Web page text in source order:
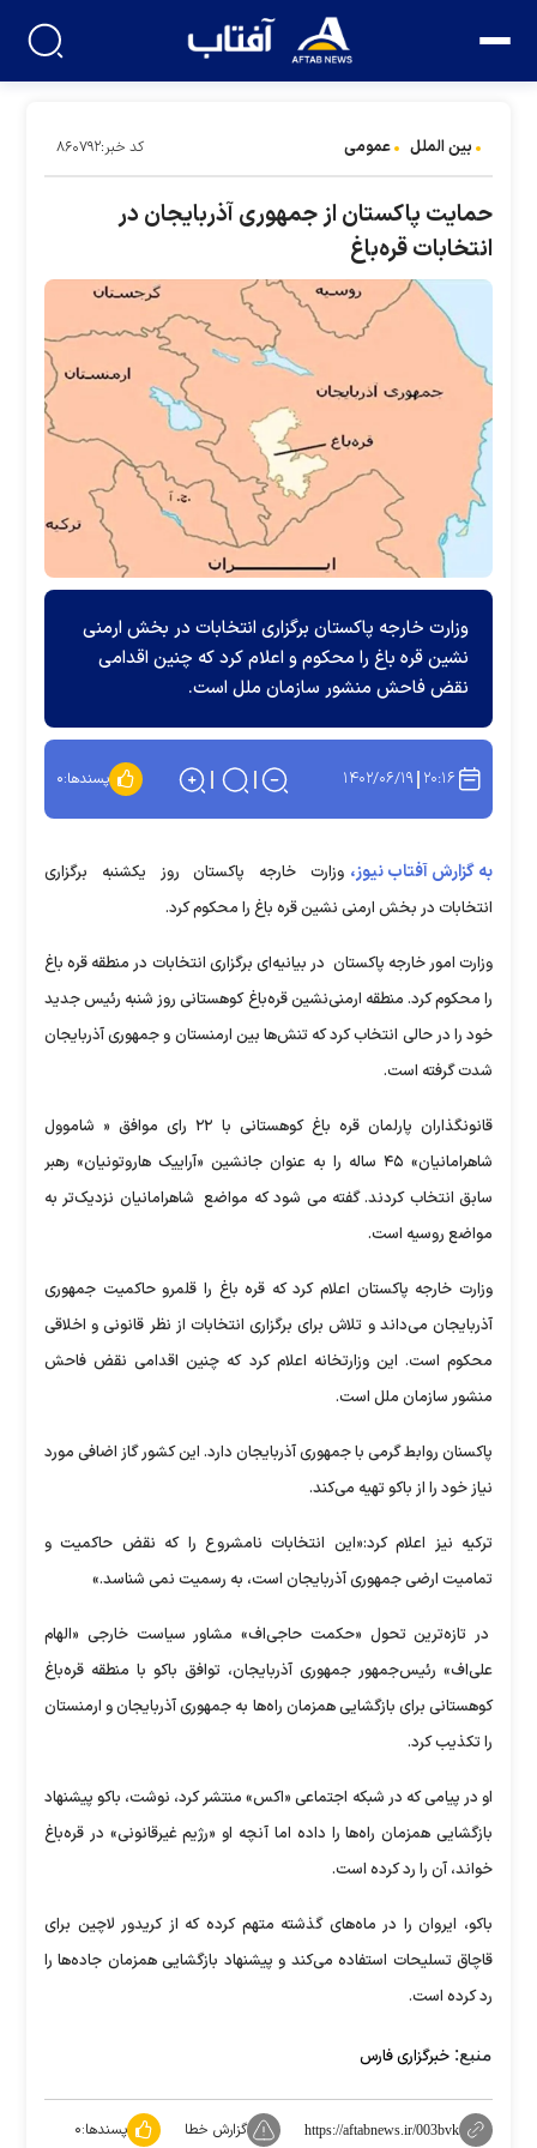
بین الملل عمومی کد خبر:۸۶۰۷۹۲
حمایت پاکستان از جمهوری آذربایجان در
انتخابات قره‌باغ
وزارت خارجه پاکستان برگزاری انتخابات در بخش ارمنی
نشین قره باغ را محکوم و اعلام کرد که چنین اقدامی
نقض فاحش منشور سازمان ملل است.
۲۰:۱۶ ۱۴۰۲/۰۶/۱۹ پسندها:۰
به گزارش آفتاب نیوز، وزارت خارجه پاکستان روز یکشنبه برگزاری
انتخابات در بخش ارمنی نشین قره باغ را محکوم کرد.
وزارت امور خارجه پاکستان در بیانیه‌ای برگزاری انتخابات در منطقه قره باغ
را محکوم کرد. منطقه ارمنی‌نشین قره‌باغ کوهستانی روز شنبه رئیس‌ جدید
خود را در حالی انتخاب کرد که تنش‌ها بین ارمنستان و جمهوری آذربایجان
شدت گرفته است.
قانونگذاران پارلمان قره باغ کوهستانی با ۲۲ رای موافق « شاموول
شاهرامانیان» ۴۵ ساله را به عنوان جانشین «آراییک هاروتونیان» رهبر
سابق انتخاب کردند. گفته می شود که مواضع شاهرامانیان نزدیک‌تر به
مواضع روسیه است.
وزارت خارجه پاکستان اعلام کرد که قره باغ را قلمرو حاکمیت جمهوری
آذربایجان می‌داند و تلاش برای برگزاری انتخابات از نظر قانونی و اخلاقی
محکوم است. این وزارتخانه اعلام کرد که چنین اقدامی نقض فاحش
منشور سازمان ملل است.
پاکسنان روابط گرمی با جمهوری آذربایجان دارد. این کشور گاز اضافی مورد
نیاز خود را از باکو تهیه می‌کند.
ترکیه نیز اعلام کرد:«این انتخابات نامشروع را که نقض حاکمیت و
تمامیت ارضی جمهوری آذربایجان است، به رسمیت نمی شناسد.»
در تازه‌ترین تحول «حکمت حاجی‌اف» مشاور سیاست خارجی «الهام
علی‌اف» رئیس‌جمهور جمهوری آذربایجان، توافق باکو با منطقه قره‌باغ
کوهستانی برای بازگشایی همزمان راه‌ها به جمهوری آذربایجان و ارمنستان
را تکذیب کرد.
او در پیامی که در شبکه اجتماعی «اکس» منتشر کرد، نوشت، باکو پیشنهاد
بازگشایی همزمان راه‌ها را داده اما آنچه او «رژیم غیرقانونی» در قره‌باغ
خواند، آن را رد کرده است.
باکو، ایروان را در ماه‌های گذشته متهم کرده که از کریدور لاچین برای
قاچاق تسلیحات استفاده می‌کند و پیشنهاد بازگشایی همزمان جاده‌ها را
رد کرده است.
منبع: خبرگزاری فارس
https://aftabnews.ir/003bvk گزارش خطا پسندها:۰